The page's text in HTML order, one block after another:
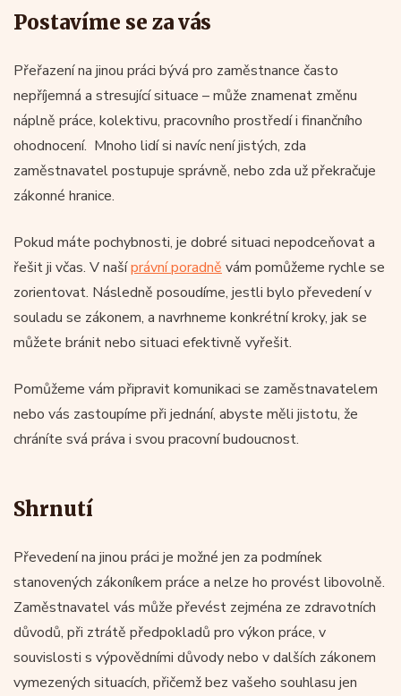
Postavíme se za vás
Přeřazení na jinou práci bývá pro zaměstnance často
nepříjemná a stresující situace – může znamenat změnu
náplně práce, kolektivu, pracovního prostředí i finančního
ohodnocení. Mnoho lidí si navíc není jistých, zda
zaměstnavatel postupuje správně, nebo zda už překračuje
zákonné hranice.
Pokud máte pochybnosti, je dobré situaci nepodceňovat a
řešit ji včas. V našíprávní poradně vám pomůžeme rychle se
zorientovat. Následně posoudíme, jestli bylo převedení v
souladu se zákonem, a navrhneme konkrétní kroky, jak se
můžete bránit nebo situaci efektivně vyřešit.
Pomůžeme vám připravit komunikaci se zaměstnavatelem
nebo vás zastoupíme při jednání, abyste měli jistotu, že
chráníte svá práva i svou pracovní budoucnost.
Shrnutí
Převedení na jinou práci je možné jen za podmínek
stanovených zákoníkem práce a nelze ho provést libovolně.
Zaměstnavatel vás může převést zejména ze zdravotních
důvodů, při ztrátě předpokladů pro výkon práce, v
souvislosti s výpovědními důvody nebo v dalších zákonem
vymezených situacích, přičemž bez vašeho souhlasu jen